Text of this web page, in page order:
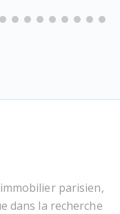
parisien,
dans la recherche